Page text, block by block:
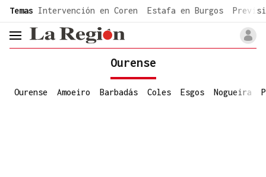
common.go-to-content
Temas Intervención en Coren Estafa en Burgos
header.menu.open
Ourense
Ourense Amoeiro Barbadás Coles Esgos Nogueira